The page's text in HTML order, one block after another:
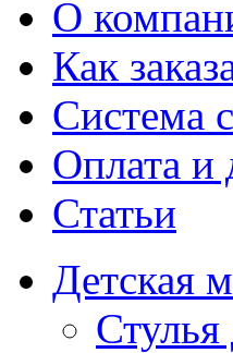
О
Как
Система
Оплата и
Статьи
Детская
Стулья